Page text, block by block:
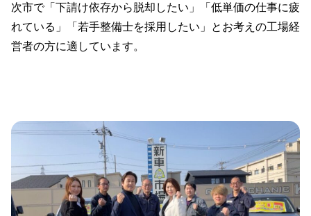
次市で「下請け依存から脱却したい」「低単価の仕事に疲
れている」「若手整備士を採用したい」とお考えの工場経
営者の方に適しています。